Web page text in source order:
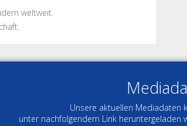
weltweit.
Unsere aktuellen Mediadaten
unter nachfolgendem Link heruntergeladen